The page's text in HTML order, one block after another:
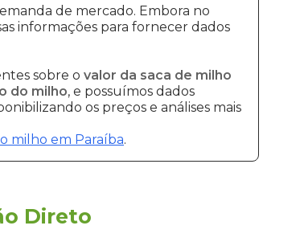
de mercado. Embora no
informações para fornecer dados
sobre o valor da saca de milho
do milho, e possuímos dados
os preços e análises mais
milho em Paraíba.
Direto